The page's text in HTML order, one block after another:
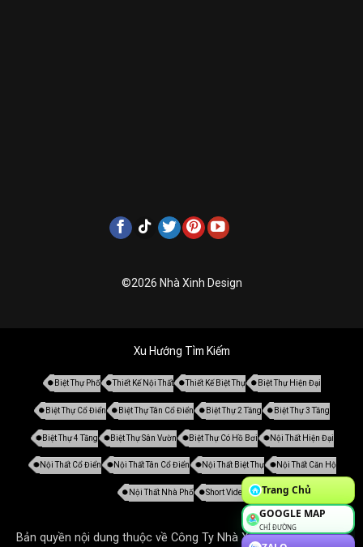
©2026 Nhà Xinh Design
Xu Hướng Tìm Kiếm
Biệt Thự Phố Thiết Kế Nội Thất Thiết Kế Biệt Thự Biệt Thự Hiện Đại
Biệt Thự Cổ Điển Biệt Thự Tân Cổ Điển Biệt Thự 2 Tầng Biệt Thự 3 Tầng
Biệt Thự 4 Tầng Biệt Thự Sân Vườn Biệt Thự Có Hồ Bơi Nội Thất Hiện Đại
Nội Thất Cổ Điển Nội Thất Tân Cổ Điển Nội Thất Biệt Thự Nội Thất Căn Hộ
Nội Thất Nhà Phố Short Video
Bản quyền nội dung thuộc về Công Ty Nhà Xinh. Tất cả mọi thứ
Trang Chủ
GOOGLE MAP
CHỈ ĐƯỜNG